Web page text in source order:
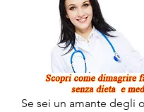
Se sei un amante degli